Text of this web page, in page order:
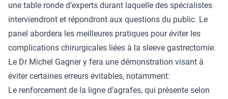
une table ronde d’experts durant laquelle des spécialistes
interviendront et répondront aux questions du public. Le
panel abordera les meilleures pratiques pour éviter les
complications chirurgicales liées à la sleeve gastrectomie.
Le Dr Michel Gagner y fera une démonstration visant à
éviter certaines erreurs évitables, notamment:
Le renforcement de la ligne d’agrafes, qui présente selon